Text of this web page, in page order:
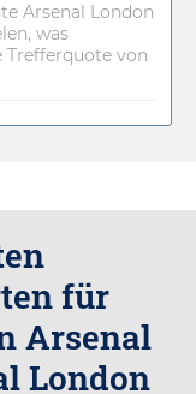
Arsenal London
was
von
für
Arsenal
London